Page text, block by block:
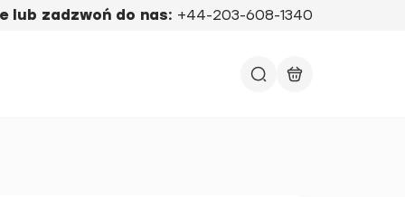
lub zadzwoń do nas: +44-203-608-1340